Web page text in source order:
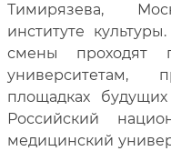
Тимирязева,
институте
смены проходят
площадках
Российский
медицинский